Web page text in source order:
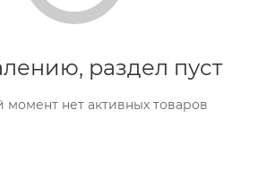
раздел пуст
момент нет активных товаров